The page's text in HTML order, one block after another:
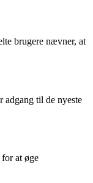
brugere nævner, at
adgang til de nyeste
at øge